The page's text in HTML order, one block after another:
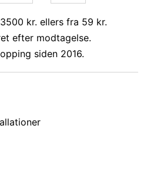
kr. ellers fra 59 kr.
efter modtagelse.
siden 2016.